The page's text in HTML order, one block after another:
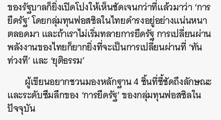
ของรัฐบาลก็ยิ่งเปิดโปงให้เห็นชัดเจนกว่าที่แล้วมาว่า ‘การ
ยึดรัฐ’ โดยกลุ่มทุนฟอสซิลในไทยดำรงอยู่อย่างแน่นหนา
ตลอดมา และถ้าเราไม่เริ่มทลายการยึดรัฐ การเปลี่ยนผ่าน
พลังงานของไทยก็ยากยิ่งที่จะเป็นการเปลี่ยนผ่านที่ ‘ทัน
ท่วงที’ และ ‘ยุติธรรม’
ผู้เขียนอยากชวนมองหลักฐาน 4 ชิ้นที่ชี้ชัดถึงลักษณะ
และระดับซึมลึกของ ‘การยึดรัฐ’ ของกลุ่มทุนฟอสซิลใน
ปัจจุบัน